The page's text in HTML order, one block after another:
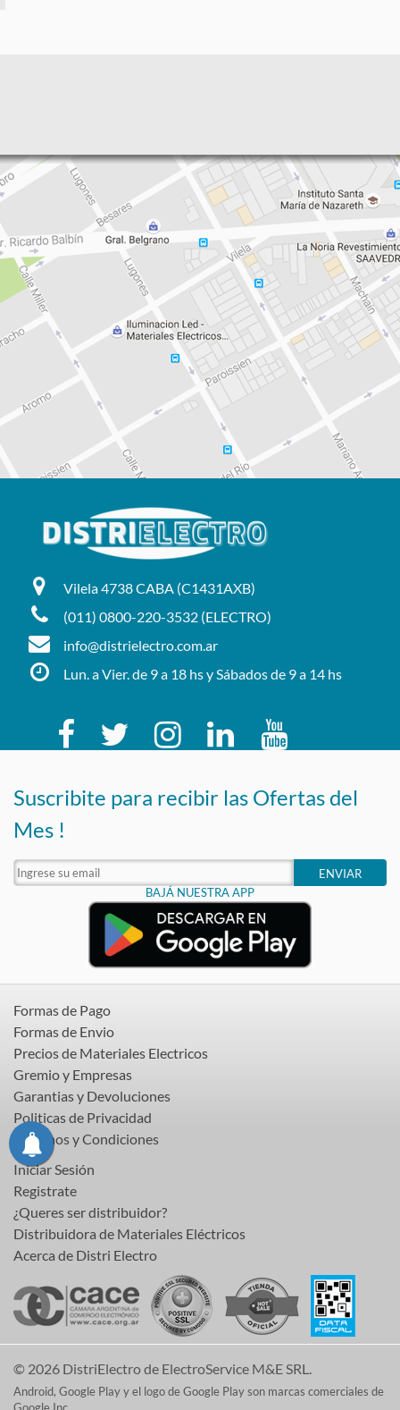
Vilela 4738 CABA (C1431AXB)
(011) 0800-220-3532 (ELECTRO)
info@distrielectro.com.ar
Lun. a Vier. de 9 a 18 hs y Sábados de 9 a 14 hs
Suscribite para recibir las Ofertas del
Mes !
ENVIAR
BAJÁ NUESTRA APP
Formas de Pago
Formas de Envio
Precios de Materiales Electricos
Gremio y Empresas
Garantias y Devoluciones
Politicas de Privacidad
Terminos y Condiciones
Iniciar Sesión
Registrate
¿Queres ser distribuidor?
Distribuidora de Materiales Eléctricos
Acerca de Distri Electro
© 2026 DistriElectro de ElectroService M&E SRL.
Android, Google Play y el logo de Google Play son marcas comerciales de
Google Inc.